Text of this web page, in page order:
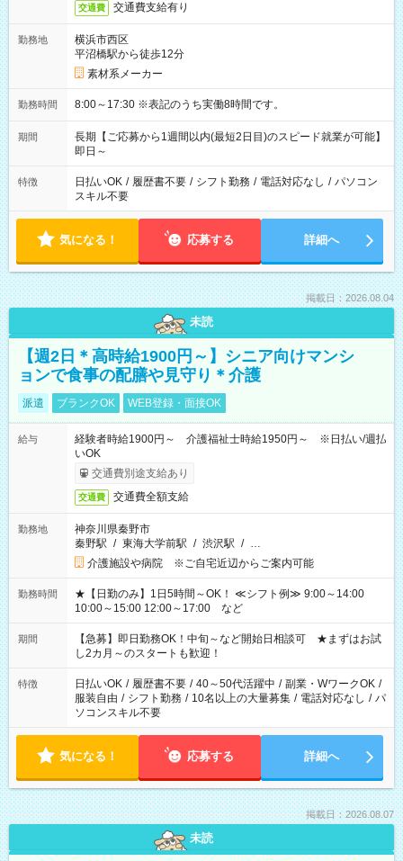
交通費 交通費支給有り
勤務地
横浜市西区
平沼橋駅から徒歩12分
素材系メーカー
勤務時間 8:00～17:30 ※表記のうち実働8時間です。
期間
長期【ご応募から1週間以内(最短2日目)のスピード就業が可能】
即日～
特徴 日払いOK / 履歴書不要 / シフト勤務 / 電話対応なし / パソコン
スキル不要
気になる！ 応募する 詳細へ
掲載日：2026.08.04
未読
【週2日＊高時給1900円～】シニア向けマンシ
ョンで食事の配膳や見守り＊介護
派遣 ブランクOK WEB登録・面接OK
給与
経験者時給1900円～ 介護福祉士時給1950円～ ※日払い/週払
いOK
交通費別途支給あり
交通費 交通費全額支給
勤務地
神奈川県秦野市
秦野駅 / 東海大学前駅 / 渋沢駅 / …
介護施設や病院 ※ご自宅近辺からご案内可能
勤務時間
★【日勤のみ】1日5時間～OK！ ≪シフト例≫ 9:00～14:00
10:00～15:00 12:00～17:00 など
期間
【急募】即日勤務OK！中旬～など開始日相談可 ★まずはお試
し2カ月～のスタートも歓迎！
特徴 日払いOK / 履歴書不要 / 40～50代活躍中 / 副業・WワークOK /
服装自由 / シフト勤務 / 10名以上の大量募集 / 電話対応なし / パ
ソコンスキル不要
気になる！ 応募する 詳細へ
掲載日：2026.08.07
未読